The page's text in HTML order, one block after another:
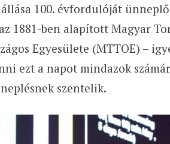
100. évfordulóját
1881-ben alapított Magyar
Egyesülete (MTTOE) –
ezt a napot mindazok
szentelik.